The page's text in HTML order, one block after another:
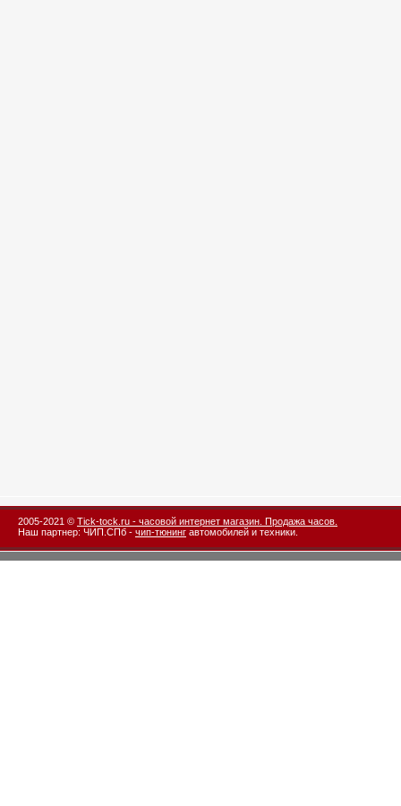
2005-2021 © Tick-tock.ru - часовой интернет магазин. Продажа часов.
Наш партнер: ЧИП.СПб - чип-тюнинг автомобилей и техники.